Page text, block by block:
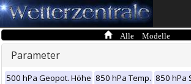
Alle Modelle
Parameter
500 hPa Geopot. Höhe 850 hPa Temp. 850 hPa